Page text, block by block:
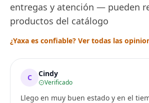
entregas y atención — pueden
productos del catálogo
¿Yaxa es confiable? Ver todas las
C Cindy
Verificado
Llego en muy buen estado y en el